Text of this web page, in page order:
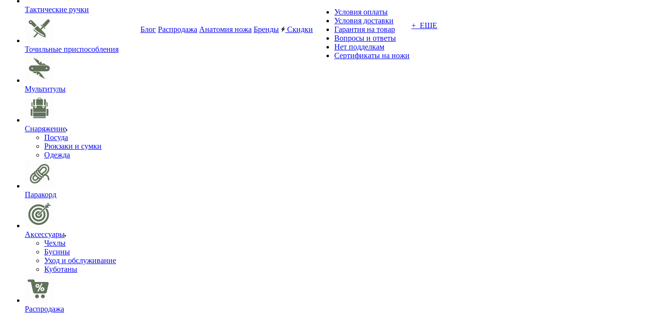
Тактические ручки
Точильные приспособления
Мультитулы
Снаряжение
Посуда
Рюкзаки и сумки
Одежда
Паракорд
Аксессуары
Чехлы
Бусины
Уход и обслуживание
Куботаны
Распродажа
Блог Распродажа Анатомия ножа Бренды Скидки
Условия оплаты
Условия доставки
Гарантия на товар
Вопросы и ответы
Нет подделкам
Сертификаты на ножи
+ ЕЩЕ